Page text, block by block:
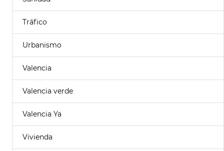
Tráfico
Urbanismo
Valencia
Valencia verde
Valencia Ya
Vivienda